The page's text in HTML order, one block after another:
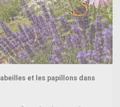
et les papillons dans